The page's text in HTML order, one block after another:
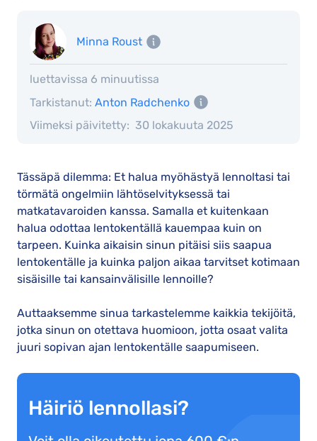
Minna Roust
luettavissa 6 minuutissa
Viimeksi päivitetty: 30 lokakuuta 2025
Tarkistanut: Anton Radchenko
Tässäpä dilemma: Et halua myöhästyä lennoltasi tai
törmätä ongelmiin lähtöselvityksessä tai
matkatavaroiden kanssa. Samalla et kuitenkaan
halua odottaa lentokentällä kauempaa kuin on
tarpeen. Kuinka aikaisin sinun pitäisi siis saapua
lentokentälle ja kuinka paljon aikaa tarvitset kotimaan
sisäisille tai kansainvälisille lennoille?
Auttaaksemme sinua tarkastelemme kaikkia tekijöitä,
jotka sinun on otettava huomioon, jotta osaat valita
juuri sopivan ajan lentokentälle saapumiseen.
Häiriö lennollasi?